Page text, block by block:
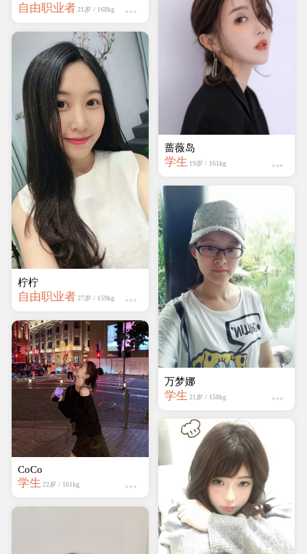
自由职业者 21岁 / 168kg
柠柠
自由职业者 27岁 / 159kg
CoCo
学生 22岁 / 161kg
蔷薇岛
学生 19岁 / 161kg
万梦娜
学生 21岁 / 158kg